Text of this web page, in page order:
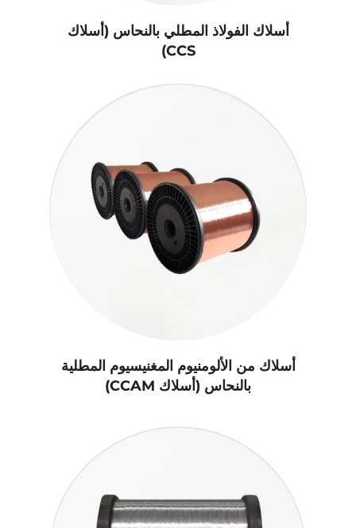
أسلاك الفولاذ المطلي بالنحاس (أسلاك
CCS)
أسلاك من الألومنيوم المغنيسيوم المطلية
بالنحاس (أسلاك CCAM)